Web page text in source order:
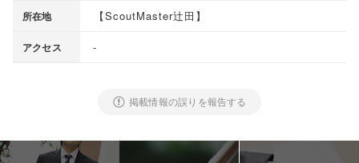
所在地 【ScoutMaster辻田 】
アクセス -
掲載情報の誤りを報告する